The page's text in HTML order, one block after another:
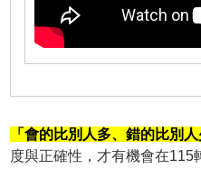
「會的比別人多、錯的比別
度與正確性，才有機會在115